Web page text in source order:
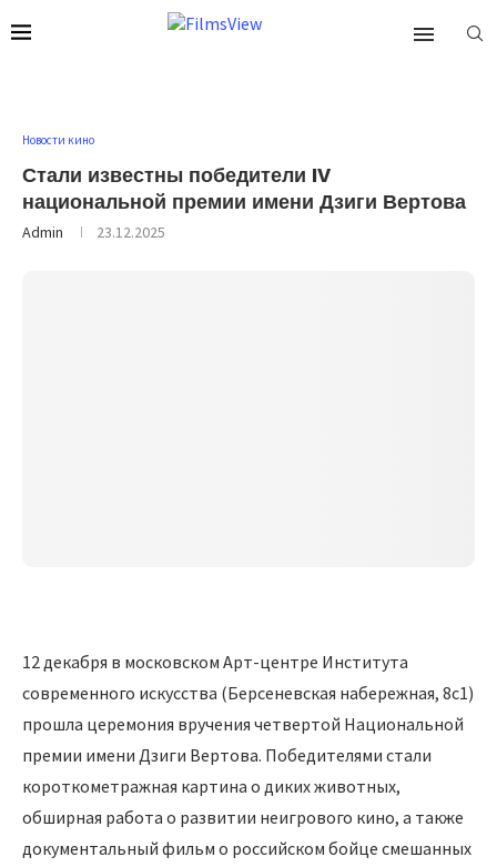
Новости кино
Стали известны победители IV
национальной премии имени Дзиги Вертова
Admin 23.12.2025
12 декабря в московском Арт-центре Института
современного искусства (Берсеневская набережная, 8с1)
прошла церемония вручения четвертой Национальной
премии имени Дзиги Вертова. Победителями стали
короткометражная картина о диких животных,
обширная работа о развитии неигрового кино, а также
документальный фильм о российском бойце смешанных